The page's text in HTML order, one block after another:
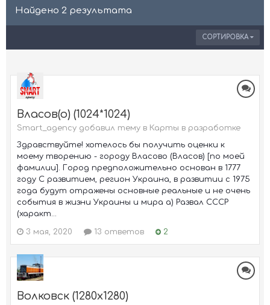
Найдено 2 результата
СОРТИРОВКА
Власов(о) (1024*1024)
Smart_agency добавил тему в Карты в разработке
Здравствуйте! хотелось бы получить оценки к
моему творению - городу Власово (Власов) [по моей
фамилии]. Город предположительно основан в 1777
году С развитием, регион Украина, в развитии c 1975
года будут отражены основные реальные и не очень
события в жизни Украины и мира а) Развал СССР
(характ...
3 мая, 2020 13 ответов 2
Волковск (1280x1280)